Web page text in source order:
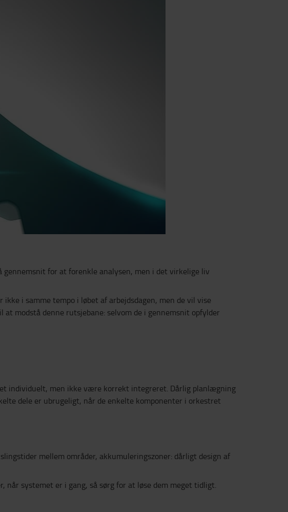
for at forenkle analysen, men i det virkelige liv
i samme tempo i løbet af arbejdsdagen, men de vil vise
modstå denne rutsjebane: selvom de i gennemsnit opfylder
individuelt, men ikke være korrekt integreret. Dårlig planlægning
dele er ubrugeligt, når de enkelte komponenter i orkestret
mellem områder, akkumuleringszoner: dårligt design af
når systemet er i gang, så sørg for at løse dem meget tidligt.